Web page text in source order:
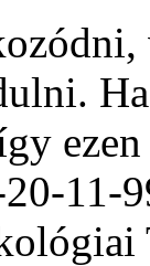
11-